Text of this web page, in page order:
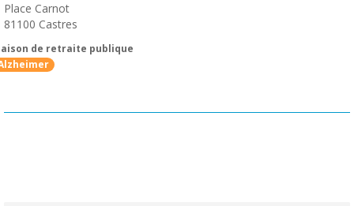
Place Carnot
81100 Castres
de retraite publique